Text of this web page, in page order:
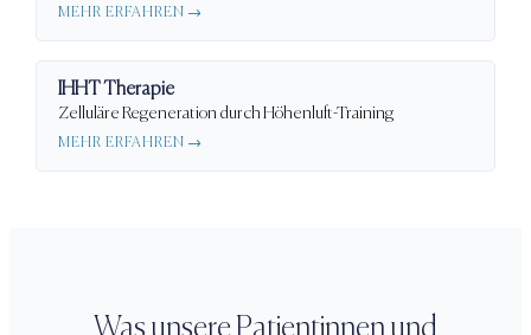
MEHR ERFAHREN →
IHHT Therapie
Zelluläre Regeneration durch Höhenluft-Training
MEHR ERFAHREN →
Was unsere Patientinnen und